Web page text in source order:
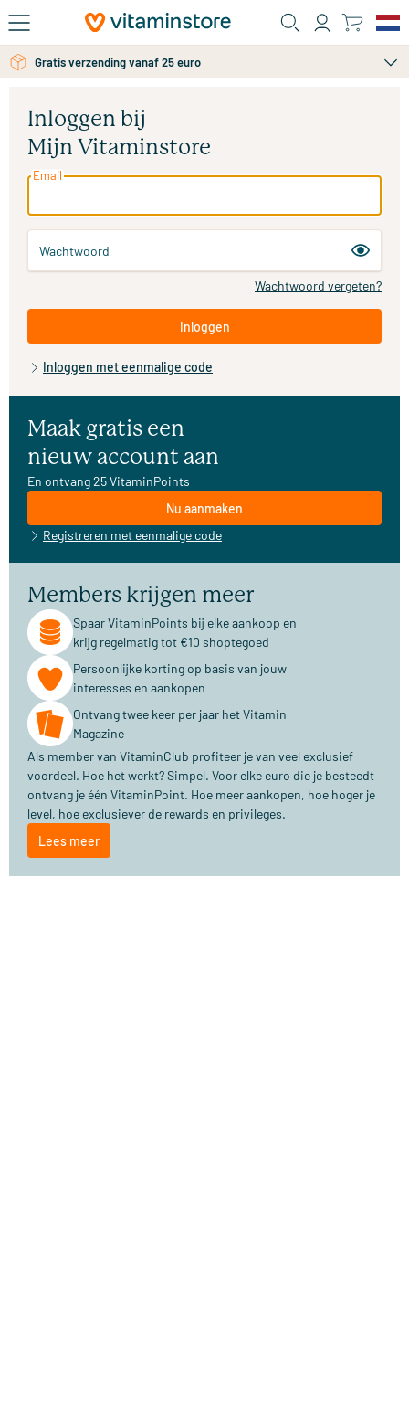
Ga naar de hoofdinhoud
Gratis verzending vanaf 25 euro
Inloggen bij
Mijn Vitaminstore
Email
Wachtwoord
Wachtwoord vergeten?
Inloggen
Inloggen met eenmalige code
Maak gratis een
nieuw account aan
En ontvang 25 VitaminPoints
Nu aanmaken
Registreren met eenmalige code
Members krijgen meer
Spaar VitaminPoints bij elke aankoop en
krijg regelmatig tot €10 shoptegoed
Persoonlijke korting op basis van jouw
interesses en aankopen
Ontvang twee keer per jaar het Vitamin
Magazine
Als member van VitaminClub profiteer je van veel exclusief
voordeel. Hoe het werkt? Simpel. Voor elke euro die je besteedt
ontvang je één VitaminPoint. Hoe meer aankopen, hoe hoger je
level, hoe exclusiever de rewards en privileges.
Lees meer